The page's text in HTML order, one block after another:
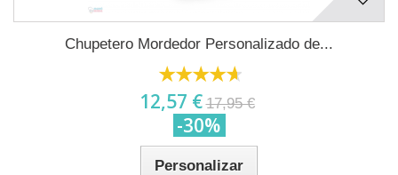
Chupetero Mordedor Personalizado de...
12,57 € 17,95 €
-30%
Personalizar